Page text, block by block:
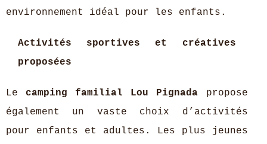
environnement idéal pour les enfants.
Activités sportives et créatives
proposées
Lecamping familial Lou Pignada propose
également un vaste choix d’activités
pour enfants et adultes. Les plus jeunes